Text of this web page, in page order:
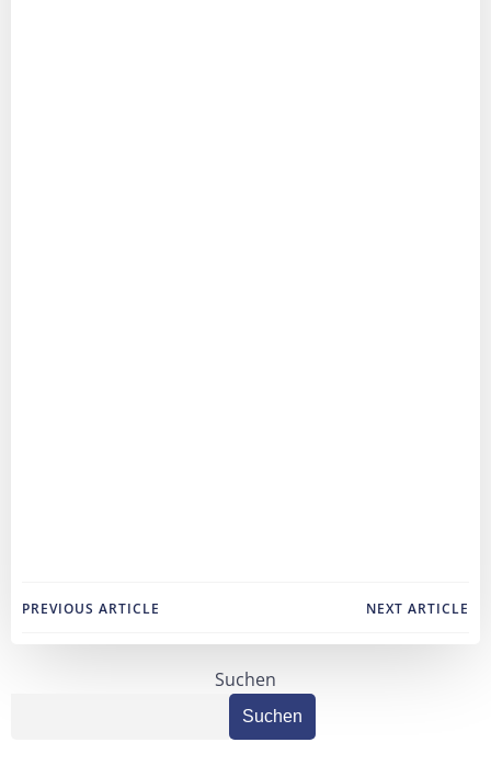
Post
navigation
PREVIOUS ARTICLE
navigation
NEXT ARTICLE
Suchen
Suchen